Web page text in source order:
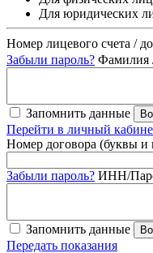
Для юридических
Номер лицевого счета /
Забыли пароль? Фамилия
Запомнить данные
Перейти в личный
Номер договора (буквы и
Забыли пароль? ИНН/
Запомнить данные
Передать показания